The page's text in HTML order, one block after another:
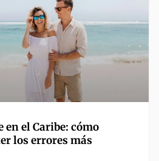
el Caribe: cómo
los errores más